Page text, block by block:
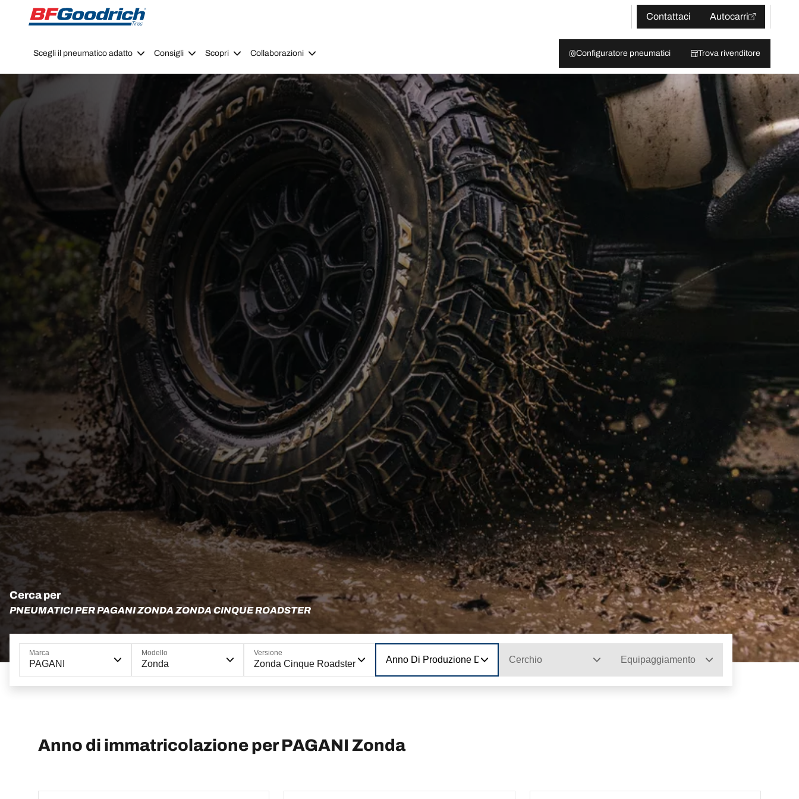
Go to page content
Go to page navigation
Contattaci
Autocarri
Scegli il pneumatico adatto Consigli Scopri Collaborazioni Configuratore pneumatici Trova rivenditore
Cerca per
PNEUMATICI PER PAGANI ZONDA ZONDA CINQUE ROADSTER
Marca
PAGANI
Modello
Zonda
Versione
Zonda Cinque Roadster Anno Di Produzione Del ModelloCerchio Equipaggiamento
Anno di immatricolazione per PAGANI Zonda